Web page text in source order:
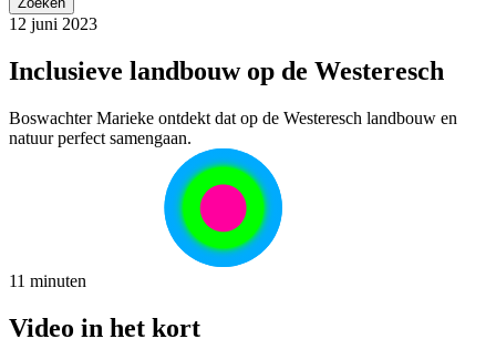
12 juni 2023
Inclusieve landbouw op de Westeresch
Boswachter Marieke ontdekt dat op de Westeresch landbouw en
natuur perfect samengaan.
11 minuten
Video in het kort